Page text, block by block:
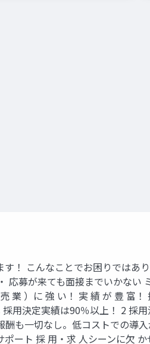
！ こんなことでお困りではあ
募が来ても面接までいかない
業 ）に 強 い！ 実 績 が 豊 富
用決定実績は90％以上！ 2 採
も一切なし。低コストでの導
ート 採 用・求 人シーンに欠